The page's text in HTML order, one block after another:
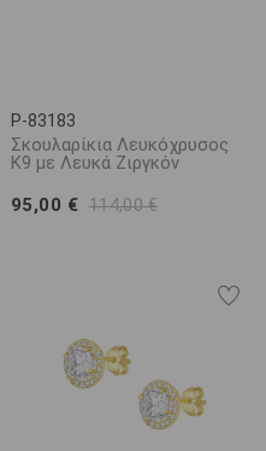
P-83183
Σκουλαρίκια Λευκόχρυσος
K9 με Λευκά Ζιργκόν
95,00 € 114,00 €